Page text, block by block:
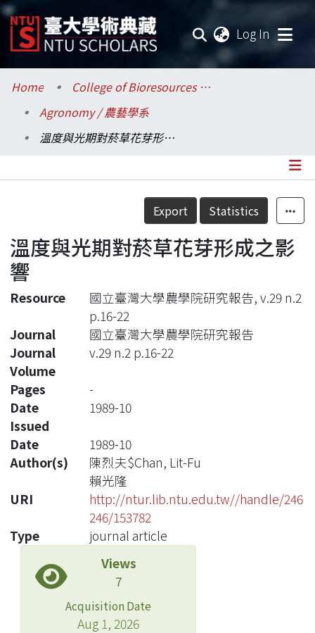
Log In
Communities & Collections
Research Outputs
Statistics
Home
College of Bioresources and Agriculture / 生物資源暨農學院
Agronomy / 農藝學系
溫度與光期對菸草花芽形成之影響
Details
Export Statistics
溫度與光期對菸草花芽形成之影
響
Resource
國立臺灣大學農學院研究報告, v.29 n.2
p.16-22
Journal
國立臺灣大學農學院研究報告
Journal
Volume
v.29 n.2 p.16-22
Pages
-
Date
Issued
1989-10
Date
1989-10
Author(s)
陳烈夫$Chan, Lit-Fu
賴光隆
URI
http://ntur.lib.ntu.edu.tw//handle/246
246/153782
Type
journal article
Views
7
Acquisition Date
Aug 1, 2026